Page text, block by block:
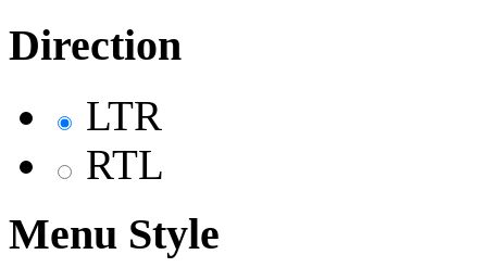
Direction
LTR
RTL
Menu Style